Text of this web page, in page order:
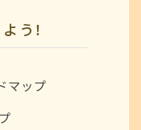
う！
マップ